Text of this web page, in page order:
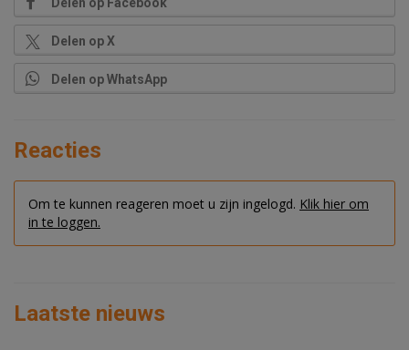
Delen op X
Delen op WhatsApp
Reacties
Om te kunnen reageren moet u zijn ingelogd. Klik hier om
in te loggen.
Laatste nieuws